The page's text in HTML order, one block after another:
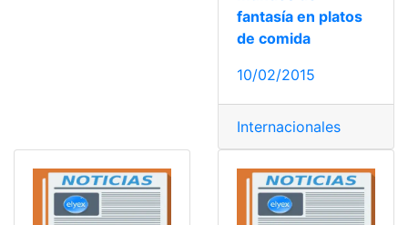
fantasía en platos
de comida
10/02/2015
Internacionales